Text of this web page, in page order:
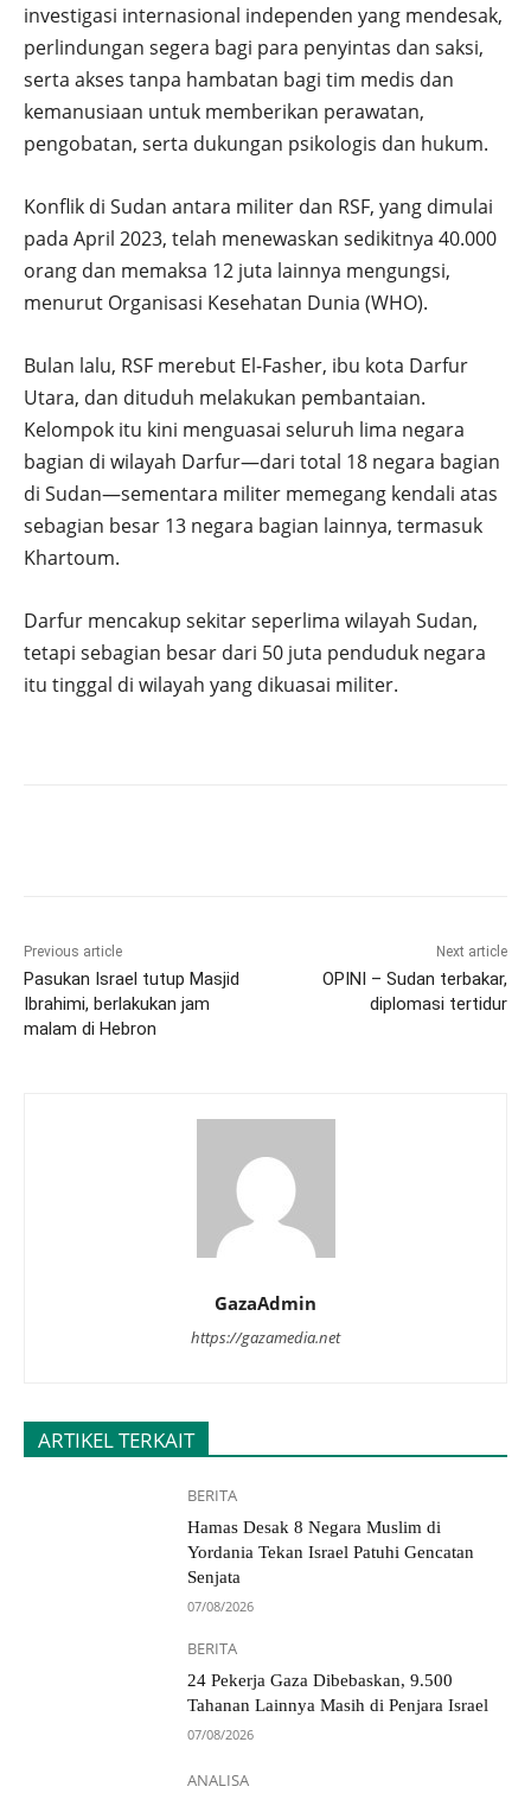
investigasi internasional independen yang mendesak,
perlindungan segera bagi para penyintas dan saksi,
serta akses tanpa hambatan bagi tim medis dan
kemanusiaan untuk memberikan perawatan,
pengobatan, serta dukungan psikologis dan hukum.
Konflik di Sudan antara militer dan RSF, yang dimulai
pada April 2023, telah menewaskan sedikitnya 40.000
orang dan memaksa 12 juta lainnya mengungsi,
menurut Organisasi Kesehatan Dunia (WHO).
Bulan lalu, RSF merebut El-Fasher, ibu kota Darfur
Utara, dan dituduh melakukan pembantaian.
Kelompok itu kini menguasai seluruh lima negara
bagian di wilayah Darfur—dari total 18 negara bagian
di Sudan—sementara militer memegang kendali atas
sebagian besar 13 negara bagian lainnya, termasuk
Khartoum.
Darfur mencakup sekitar seperlima wilayah Sudan,
tetapi sebagian besar dari 50 juta penduduk negara
itu tinggal di wilayah yang dikuasai militer.
Previous article
Pasukan Israel tutup Masjid
Ibrahimi, berlakukan jam
malam di Hebron
Next article
OPINI – Sudan terbakar,
diplomasi tertidur
GazaAdmin
https://gazamedia.net
ARTIKEL TERKAIT
BERITA
Hamas Desak 8 Negara Muslim di
Yordania Tekan Israel Patuhi Gencatan
Senjata
07/08/2026
BERITA
24 Pekerja Gaza Dibebaskan, 9.500
Tahanan Lainnya Masih di Penjara Israel
07/08/2026
ANALISA